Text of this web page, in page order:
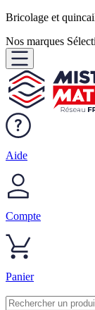
Bricolage et
Nos marques
Aide
Compte
Panier